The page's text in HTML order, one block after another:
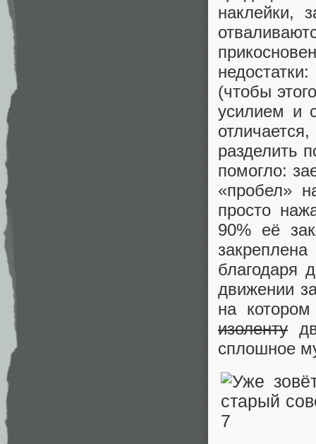
наклейки,
(чтобы
усилием и
разделить
помогло:
«пробел»
просто
90% её
благодаря
движении
на
изоленту
сплошное